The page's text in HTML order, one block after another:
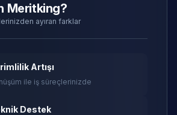
Meritking?
ayıran farklar
Artışı
ile iş süreçlerinizde
Destek